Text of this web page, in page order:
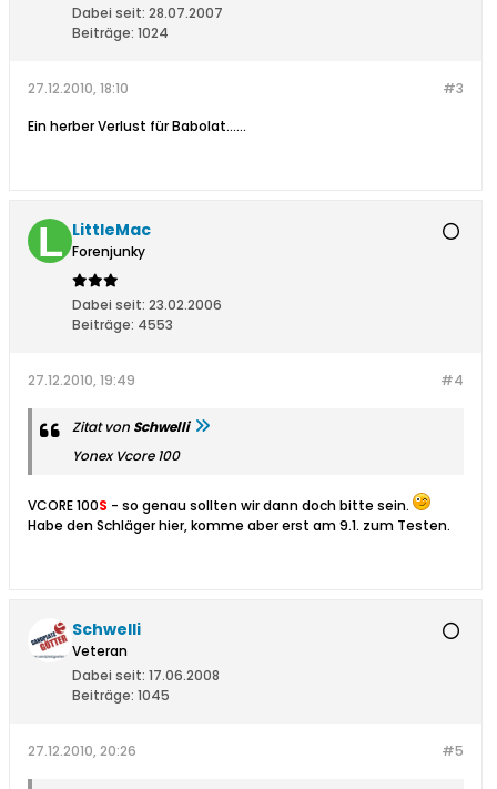
Dabei seit: 28.07.2007
Beiträge: 1024
#3
27.12.2010, 18:10
Ein herber Verlust für Babolat......
LittleMac
Forenjunky
Dabei seit: 23.02.2006
Beiträge: 4553
#4
27.12.2010, 19:49
Zitat von Schwelli
Yonex Vcore 100
VCORE 100S - so genau sollten wir dann doch bitte sein.
Habe den Schläger hier, komme aber erst am 9.1. zum Testen.
Schwelli
Veteran
Dabei seit: 17.06.2008
Beiträge: 1045
#5
27.12.2010, 20:26